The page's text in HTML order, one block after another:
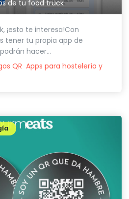
de tu food truck
¡esto te interesa!Con
tener tu propia app de
hacer...
QR Apps para hostelería y